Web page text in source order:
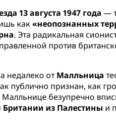
13 августа 1947 года —
как«неопознанных
. Эта радикальная
против
недалеко отМалльница
публично признан, как
безупречно
Британии из Палестины и